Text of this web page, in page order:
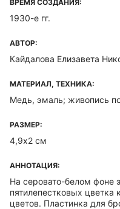
ВРЕМЯ СОЗДАНИЯ:
1930-е гг.
АВТОР:
Кайдалова Елизавета
МАТЕРИАЛ, ТЕХНИКА:
Медь, эмаль; живопись
РАЗМЕР:
4,9х2 см
АННОТАЦИЯ:
На серовато-белом фоне
пятилепестковых цветка
цветов. Пластинка для